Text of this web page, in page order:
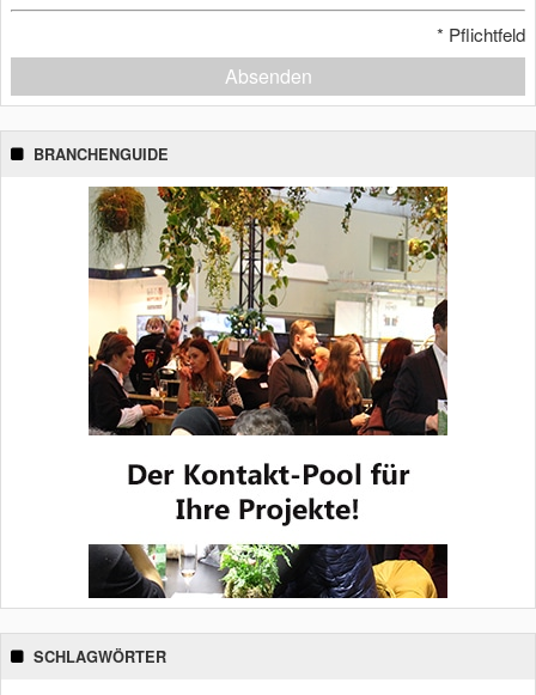
* Pflichtfeld
Absenden
BRANCHENGUIDE
SCHLAGWÖRTER